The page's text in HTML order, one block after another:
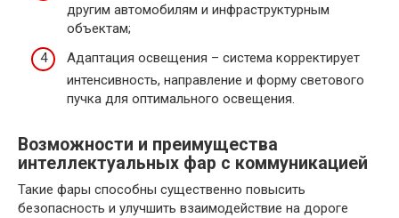
другим автомобилям и инфраструктурным
объектам;
Адаптация освещения – система корректирует
интенсивность, направление и форму светового
пучка для оптимального освещения.
Возможности и преимущества
интеллектуальных фар с коммуникацией
Такие фары способны существенно повысить
безопасность и улучшить взаимодействие на дороге